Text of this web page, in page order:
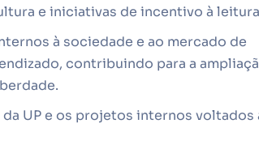
e iniciativas de incentivo à
à sociedade e ao mercado de
contribuindo para a
UP e os projetos internos voltados